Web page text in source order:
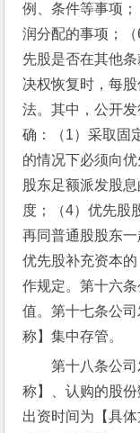
例、条件等事项
润分配的事项；
先股是否在其他
决权恢复时，每
法。其中，公开
确：（1）采取固
的情况下必须向
股东足额派发股
度；（4）优先股
再同普通股股东
优先股补充资本
作规定。第十六
值。第十七条公
称】集中存管。
第十八条公
称】、认购的股
出资时间为【具